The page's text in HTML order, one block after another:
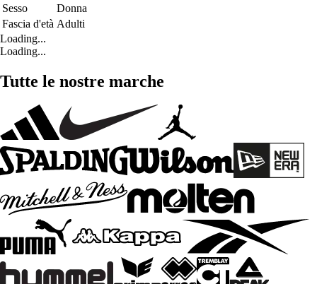
Sesso
Donna
Fascia d'età Adulti
Loading...
Loading...
Tutte le nostre marche